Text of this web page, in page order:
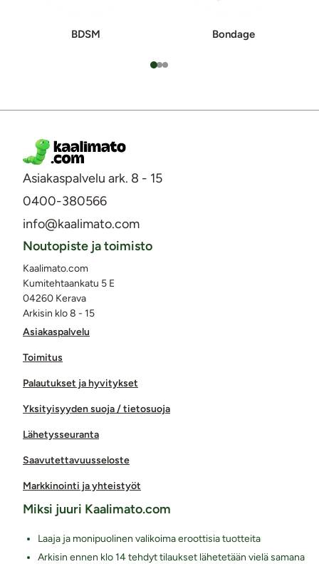
BDSM Bondage
Asiakaspalvelu ark. 8 - 15
0400-380566
info@kaalimato.com
Asiakaspalvelu
Toimitus
Palautukset ja hyvitykset
Yksityisyyden suoja / tietosuoja
Lähetysseuranta
Saavutettavuusseloste
Markkinointi ja yhteistyöt
Noutopiste ja toimisto
Kaalimato.com
Kumitehtaankatu 5 E
04260 Kerava
Arkisin klo 8 - 15
Miksi juuri Kaalimato.com
Laaja ja monipuolinen valikoima eroottisia tuotteita
Arkisin ennen klo 14 tehdyt tilaukset lähetetään vielä samana